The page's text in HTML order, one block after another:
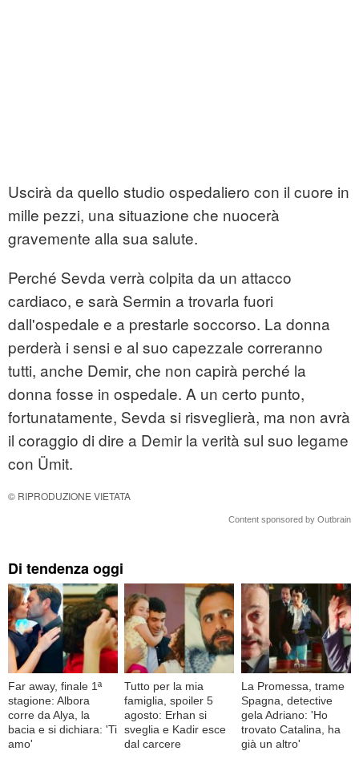
Uscirà da quello studio ospedaliero con il cuore in
mille pezzi, una situazione che nuocerà
gravemente alla sua salute.
Perché Sevda verrà colpita da un attacco
cardiaco, e sarà Sermin a trovarla fuori
dall'ospedale e a prestarle soccorso. La donna
perderà i sensi e al suo capezzale correranno
tutti, anche Demir, che non capirà perché la
donna fosse in ospedale. A un certo punto,
fortunatamente, Sevda si risveglierà, ma non avrà
il coraggio di dire a Demir la verità sul suo legame
con Ümit.
© RIPRODUZIONE VIETATA
Content sponsored by Outbrain
Di tendenza oggi
Far away, finale 1ª
stagione: Albora
corre da Alya, la
bacia e si dichiara: 'Ti
amo'
Tutto per la mia
famiglia, spoiler 5
agosto: Erhan si
sveglia e Kadir esce
dal carcere
La Promessa, trame
Spagna, detective
gela Adriano: 'Ho
trovato Catalina, ha
già un altro'